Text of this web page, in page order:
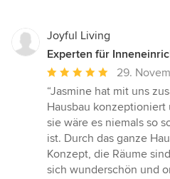
Joyful Living
Experten für
Durchschnittliche
Bewertung:
5
von
5
Sternen
29.
“Jasmine hat mit uns
Hausbau
sie wäre es niemals so
ist. Durch das ganze
Konzept, die Räume
sich wunderschön und